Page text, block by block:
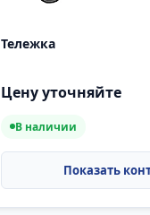
Тележка
Цену уточняйте
В наличии